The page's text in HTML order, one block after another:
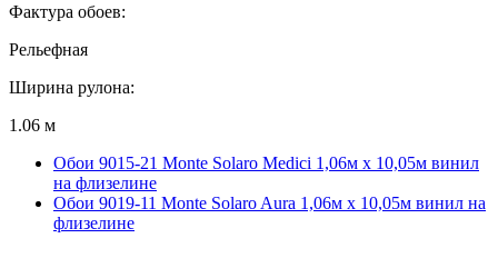
Фактура обоев:
Рельефная
Ширина рулона:
1.06 м
Обои 9015-21 Monte Solaro Medici 1,06м х 10,05м винил
на флизелине
Обои 9019-11 Monte Solaro Aura 1,06м х 10,05м винил на
флизелине